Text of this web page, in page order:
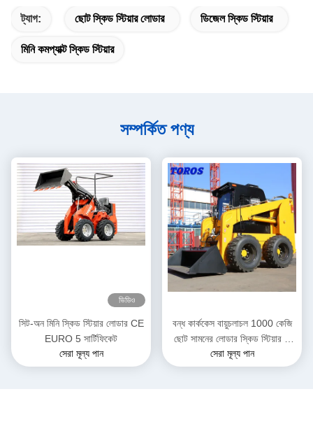
ট্যাগ: ছোট স্কিড স্টিয়ার লোডার ডিজেল স্কিড স্টিয়ার
মিনি কমপ্যাক্ট স্কিড স্টিয়ার
সম্পর্কিত পণ্য
ভিডিও
সিট-অন মিনি স্কিড স্টিয়ার লোডার CE
EURO 5 সার্টিফিকেট
সেরা মূল্য পান
বন্ধ কার্ককেস বায়ুচলাচল 1000 কেজি
ছোট সামনের লোডার স্কিড স্টিয়ার 1
বছরের ওয়ারেন্টি
সেরা মূল্য পান